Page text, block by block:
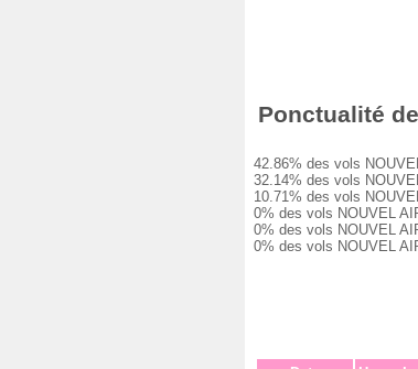
Ponctualité
42.86% des vols
32.14% des vols
10.71% des vols
0% des vols NOUVEL
0% des vols NOUVEL
0% des vols NOUVEL